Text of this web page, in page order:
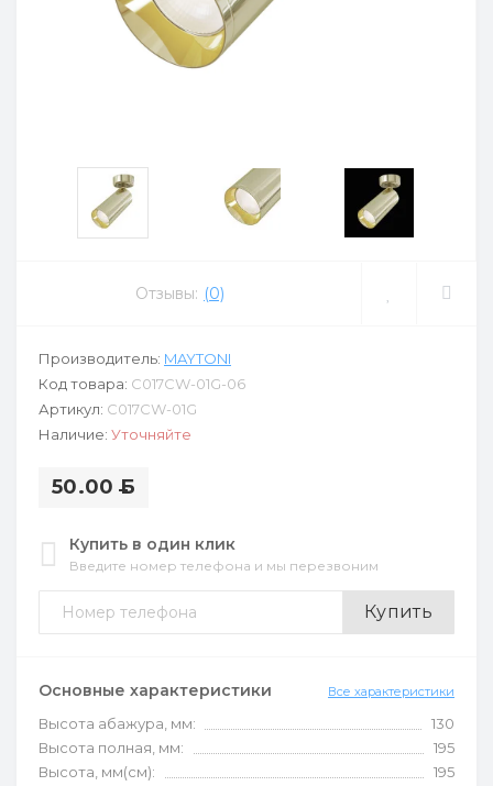
Отзывы: (0)
Производитель: MAYTONI
Код товара: C017CW-01G-06
Артикул: C017CW-01G
Наличие: Уточняйте
50.00Б
Купить в один клик
Введите номер телефона и мы перезвоним
Купить
Основные характеристики Все характеристики
Высота абажура, мм:
130
Высота полная, мм:
195
Высота, мм(см):
195